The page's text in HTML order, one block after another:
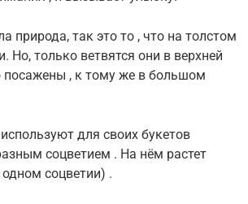
природа, так это то , что на толстом
Но, только ветвятся они в верхней
посажены , к тому же в большом
для своих букетов
соцветием . На нём растет
соцветии) .